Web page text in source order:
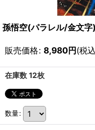
孫悟空(パラレル/金文
販売価格: 8,980円(税
在庫数 12枚
数量: